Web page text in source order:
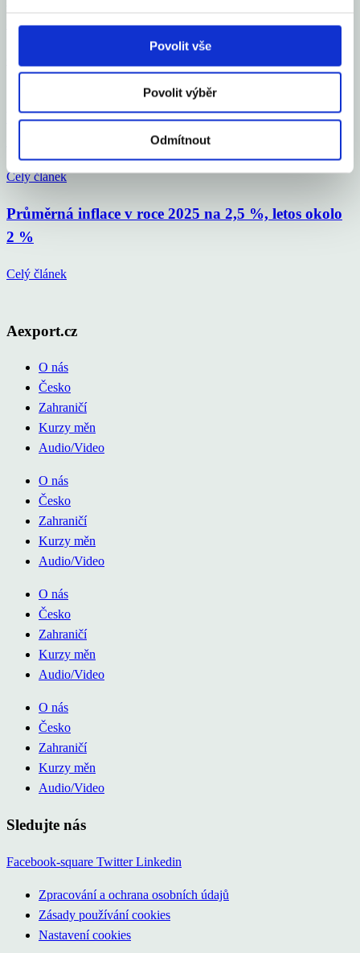
Povolit vše
Povolit výběr
Odmítnout
destinací roku 2026
Vloni v ČR zbankrotovalo 6 213 podnikatelů, o 16
% více než v roce 2024
Celý článek
Průměrná inflace v roce 2025 na 2,5 %, letos okolo
2 %
Celý článek
Aexport.cz
O nás
Česko
Zahraničí
Kurzy měn
Audio/Video
O nás
Česko
Zahraničí
Kurzy měn
Audio/Video
O nás
Česko
Zahraničí
Kurzy měn
Audio/Video
O nás
Česko
Zahraničí
Kurzy měn
Audio/Video
Sledujte nás
Facebook-square Twitter Linkedin
Zpracování a ochrana osobních údajů
Zásady používání cookies
Nastavení cookies